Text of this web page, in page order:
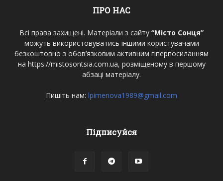
ПРО НАС
Всі права захищені. Матеріали з сайту “Місто Сонця”
можуть використовуватись іншими користувачами
безкоштовно з обов’язковим активним гіперпосиланням
на https://mistosontsia.com.ua, розміщеному в першому
абзаці матеріалу.
Пишіть нам: lpimenova1989@gmail.com
Підписуйся